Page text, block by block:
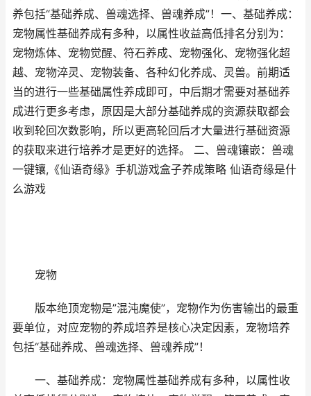
养包括“基础养成、兽魂选择、兽魂养成”！一、基础养成：
宠物属性基础养成有多种，以属性收益高低排名分别为：
宠物炼体、宠物觉醒、符石养成、宠物强化、宠物强化超
越、宠物淬灵、宠物装备、各种幻化养成、灵兽。前期适
当的进行一些基础属性养成即可，中后期才需要对基础养
成进行更多考虑，原因是大部分基础养成的资源获取都会
收到轮回次数影响，所以更高轮回后才大量进行基础资源
的获取来进行培养才是更好的选择。 二、兽魂镶嵌：兽魂
一键镶,《仙语奇缘》手机游戏盒子养成策略 仙语奇缘是什
么游戏
宠物
版本绝顶宠物是”混沌魔使”，宠物作为伤害输出的最重
要单位，对应宠物的养成培养是核心决定因素，宠物培养
包括“基础养成、兽魂选择、兽魂养成”！
一、基础养成：宠物属性基础养成有多种，以属性收